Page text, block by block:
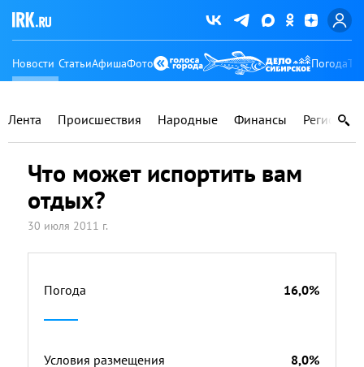
Новости СтатьиАфишаФото Погода
Лента Происшествия Народные Финансы Регионы
Что может испортить вам
отдых?
30 июля 2011 г.
Погода 16,0%
Условия размещения 8,0%